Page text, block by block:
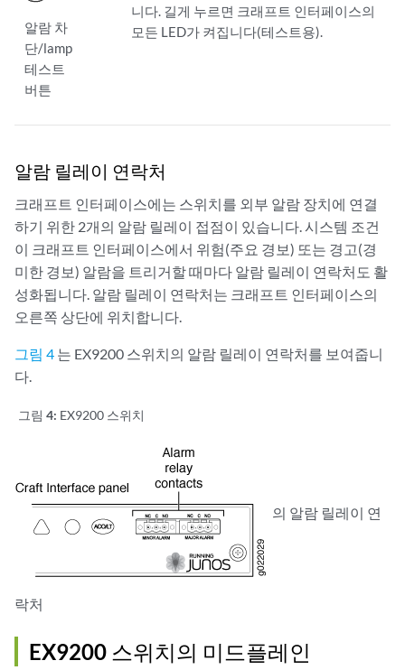
알람 차
단/lamp
테스트
버튼
니다. 길게 누르면 크래프트 인터페이스의
모든 LED가 켜집니다(테스트용).
알람 릴레이 연락처
크래프트 인터페이스에는 스위치를 외부 알람 장치에 연결
하기 위한 2개의 알람 릴레이 접점이 있습니다. 시스템 조건
이 크래프트 인터페이스에서 위험(주요 경보) 또는 경고(경
미한 경보) 알람을 트리거할 때마다 알람 릴레이 연락처도 활
성화됩니다. 알람 릴레이 연락처는 크래프트 인터페이스의
오른쪽 상단에 위치합니다.
그림 4 는 EX9200 스위치의 알람 릴레이 연락처를 보여줍니
다.
그림 4: EX9200 스위치
의 알람 릴레이 연
락처
EX9200 스위치의 미드플레인